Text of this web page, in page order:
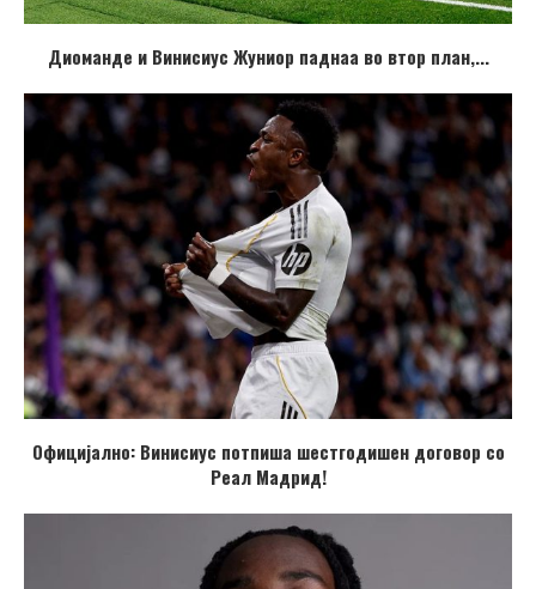
Диоманде и Винисиус Жуниор паднаа во втор план,...
Официјално: Винисиус потпиша шестгодишен договор со
Реал Мадрид!